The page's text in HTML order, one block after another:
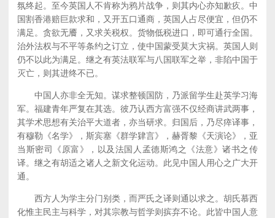
氛终起。至今英国人不肯称为鸦片战争，则其内心亦知歉疚。中
国割香港赔巨款求和，又开五口通商，英国人占尽便宜，但仍不
满足。贪欲无餍，又求关税权。货物低税进口，即可通行全国。
治外法权与不平等条约之订立，使中国蒙受莫大灾祸。英国人则
仍不以此为满足。继之有英法联军与八国联军之举，非陷中国于
灭亡，则其进终不已。
中国人亦非全无知。谋求整顿国防，乃派留学生赴英学习海
军。福建青年严复在其选。彼乃认西方富强不仅经商讲武两事，
其学术思想有关治平大道者，亦当研求。归国后，乃尽瘁译事，
有穆勒《名学》，斯宾塞《群学肄言》，赫胥黎《天演论》，亚
当斯密司《原富》，以及法国人孟德斯鸿之《法意》诸书之传
译。继之有胡适之诸人之新文化运动。此见中国人用心之广大开
通。
西方人为学主分门别类，而严氏之译则通以求之。胡氏慕西
化惟主民主与科学，对其宗教与哲学则摈弃不论。此皆中国人意